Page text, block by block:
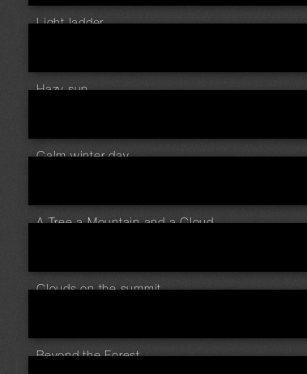
Light ladder
Hazy sun
Calm winter day
A Tree a Mountain and a Cloud
Clouds on the summit
Beyond the Forest